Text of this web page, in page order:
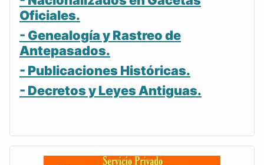
Oficiales.
- Genealogía y Rastreo de
Antepasados.
- Publicaciones Históricas.
- Decretos y Leyes Antiguas.